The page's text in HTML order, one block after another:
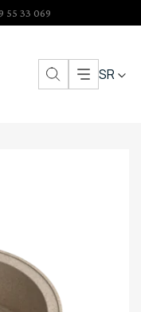
55 33 069
SR